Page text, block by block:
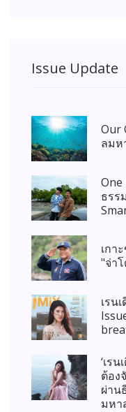
Issue Update
Our
ลมห
One
ธรร
เกา
"จ่า
เรน
‘เร
ต้อง
ผ่าน
มหา